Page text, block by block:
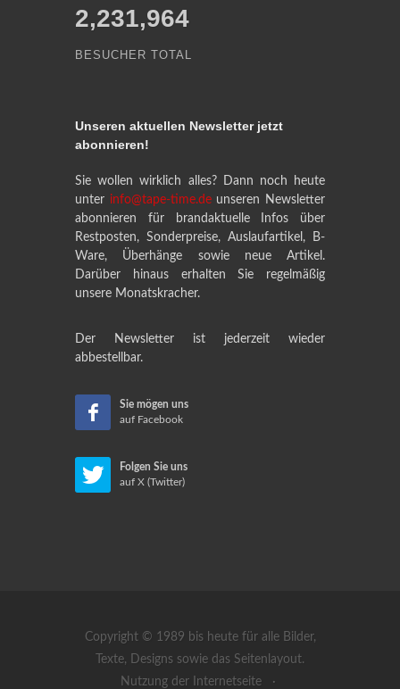
2,231,964
BESUCHER TOTAL
Unseren aktuellen Newsletter jetzt
abonnieren!
Sie wollen wirklich alles? Dann noch heute
unter info@tape-time.deunseren Newsletter
abonnieren für brandaktuelle Infos über
Restposten, Sonderpreise, Auslaufartikel, B-
Ware, Überhänge sowie neue Artikel.
Darüber hinaus erhalten Sie regelmäßig
unsere Monatskracher.
Der Newsletter ist jederzeit wieder
abbestellbar.
Sie mögen uns
auf Facebook
Folgen Sie uns
auf X (Twitter)
Copyright © 1989 bis heute für alle Bilder,
Texte, Designs sowie das Seitenlayout.
Nutzung der Internetseite
·